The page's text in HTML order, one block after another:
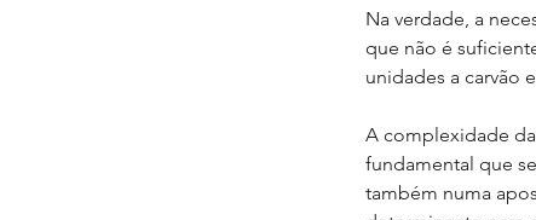
Na verdade, a
que não é
unidades a carvão
A complexidade
fundamental que
também numa